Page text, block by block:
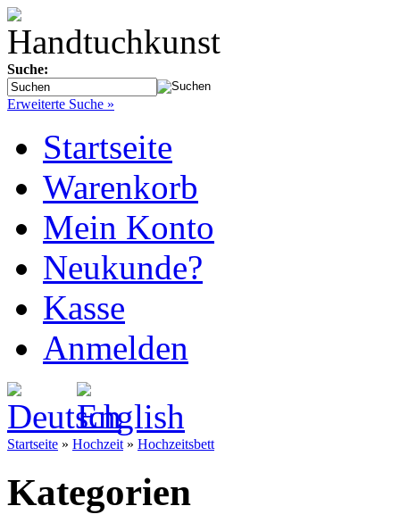
Suche:
Erweiterte Suche »
Startseite
Warenkorb
Mein Konto
Neukunde?
Kasse
Anmelden
Startseite » Hochzeit » Hochzeitsbett
Kategorien